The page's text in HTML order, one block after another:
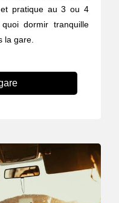
pratique au 3 ou 4
dormir tranquille
la gare.